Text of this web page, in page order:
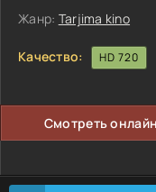
Жанр: Tarjima kino
Качество: HD 720
Смотреть онлайн